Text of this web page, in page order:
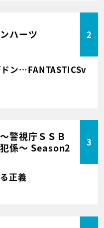
ハーツ 2
ドン…FANTASTICSv
警視庁ＳＳＢ
係～ Season2
3
正義